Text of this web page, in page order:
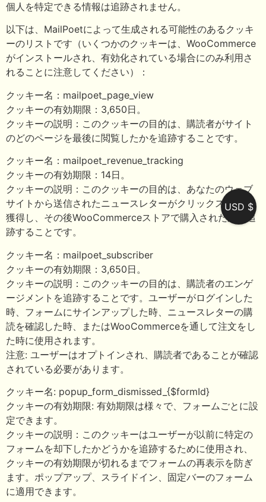
個人を特定できる情報は追跡されません。
以下は、MailPoetによって生成される可能性のあるクッキ
ーのリストです（いくつかのクッキーは、WooCommerce
がインストールされ、有効化されている場合にのみ利用さ
れることに注意してください）：
クッキー名：mailpoet_page_view
クッキーの有効期限：3,650日。
クッキーの説明：このクッキーの目的は、購読者がサイト
のどのページを最後に閲覧したかを追跡することです。
クッキー名：mailpoet_revenue_tracking
クッキーの有効期限：14日。
クッキーの説明：このクッキーの目的は、あなたのウェブ
サイトから送信されたニュースレターがクリックスルーを
獲得し、その後WooCommerceストアで購入されたかを追
跡することです。
クッキー名：mailpoet_subscriber
クッキーの有効期限：3,650日。
クッキーの説明：このクッキーの目的は、購読者のエンゲ
ージメントを追跡することです。ユーザーがログインした
時、フォームにサインアップした時、ニュースレターの購
読を確認した時、またはWooCommerceを通して注文をし
た時に使用されます。
注意: ユーザーはオプトインされ、購読者であることが確認
されている必要があります。
クッキー名: popup_form_dismissed_{$formId}
クッキーの有効期限: 有効期限は様々で、フォームごとに設
定できます。
クッキーの説明：このクッキーはユーザーが以前に特定の
フォームを却下したかどうかを追跡するために使用され、
クッキーの有効期限が切れるまでフォームの再表示を防ぎ
ます。ポップアップ、スライドイン、固定バーのフォーム
に適用できます。
USD $